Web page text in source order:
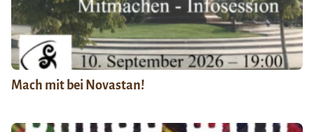
Mach mit bei Novastan!